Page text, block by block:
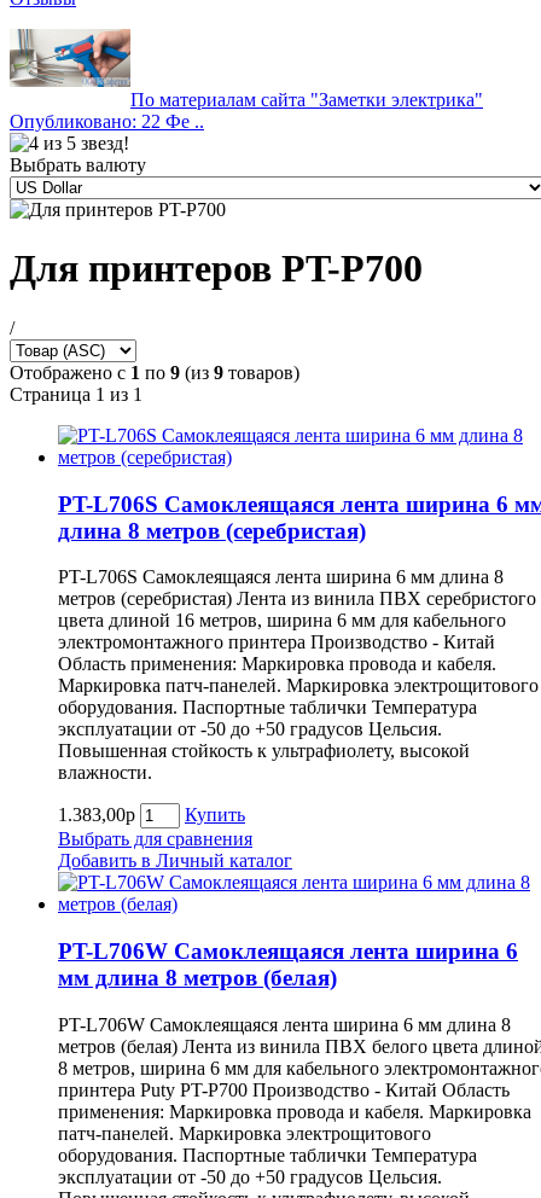
По материалам сайта "Заметки электрика"
Опубликовано: 22 Фе ..
Выбрать валюту
Для принтеров PT-P700
/
Отображено с 1 по 9 (из 9 товаров)
Страница 1 из 1
PT-L706S Самоклеящаяся лента ширина 6
длина 8 метров (серебристая)
PT-L706S Самоклеящаяся лента ширина 6 мм длина 8
метров (серебристая) Лента из винила ПВХ серебристого
цвета длиной 16 метров, ширина 6 мм для кабельного
электромонтажного принтера Производство - Китай
Область применения: Маркировка провода и кабеля.
Маркировка патч-панелей. Маркировка электрощитового
оборудования. Паспортные таблички Температура
эксплуатации от -50 до +50 градусов Цельсия.
Повышенная стойкость к ультрафиолету, высокой
влажности.
1.383,00р
Купить
Выбрать для сравнения
Добавить в Личный каталог
PT-L706W Самоклеящаяся лента ширина 6
мм длина 8 метров (белая)
PT-L706W Самоклеящаяся лента ширина 6 мм длина 8
метров (белая) Лента из винила ПВХ белого цвета
8 метров, ширина 6 мм для кабельного
принтера Puty PT-P700 Производство - Китай Область
применения: Маркировка провода и кабеля. Маркировка
патч-панелей. Маркировка электрощитового
оборудования. Паспортные таблички Температура
эксплуатации от -50 до +50 градусов Цельсия.